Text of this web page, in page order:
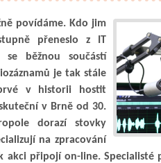
povídáme. Kdo jim
přeneslo z IT
běžnou součástí
je tak stále
v historii hostit
v Brně od 30.
dorazí stovky
na zpracování
akci připojí on-line.